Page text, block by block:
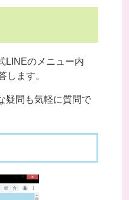
LINEのメニュー内
します。
疑問も気軽に質問で